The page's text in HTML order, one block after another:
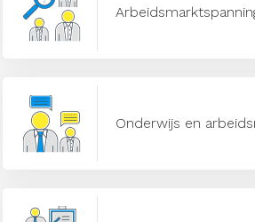
Onderwijs en